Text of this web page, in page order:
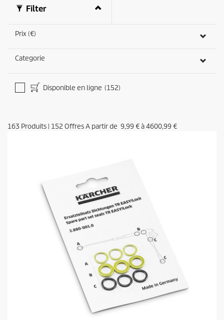
Filter
Prix (€)
Categorie
Disponible en ligne (152)
163 Produits | 152 Offres A partir de 9,99 €à4600,99 €